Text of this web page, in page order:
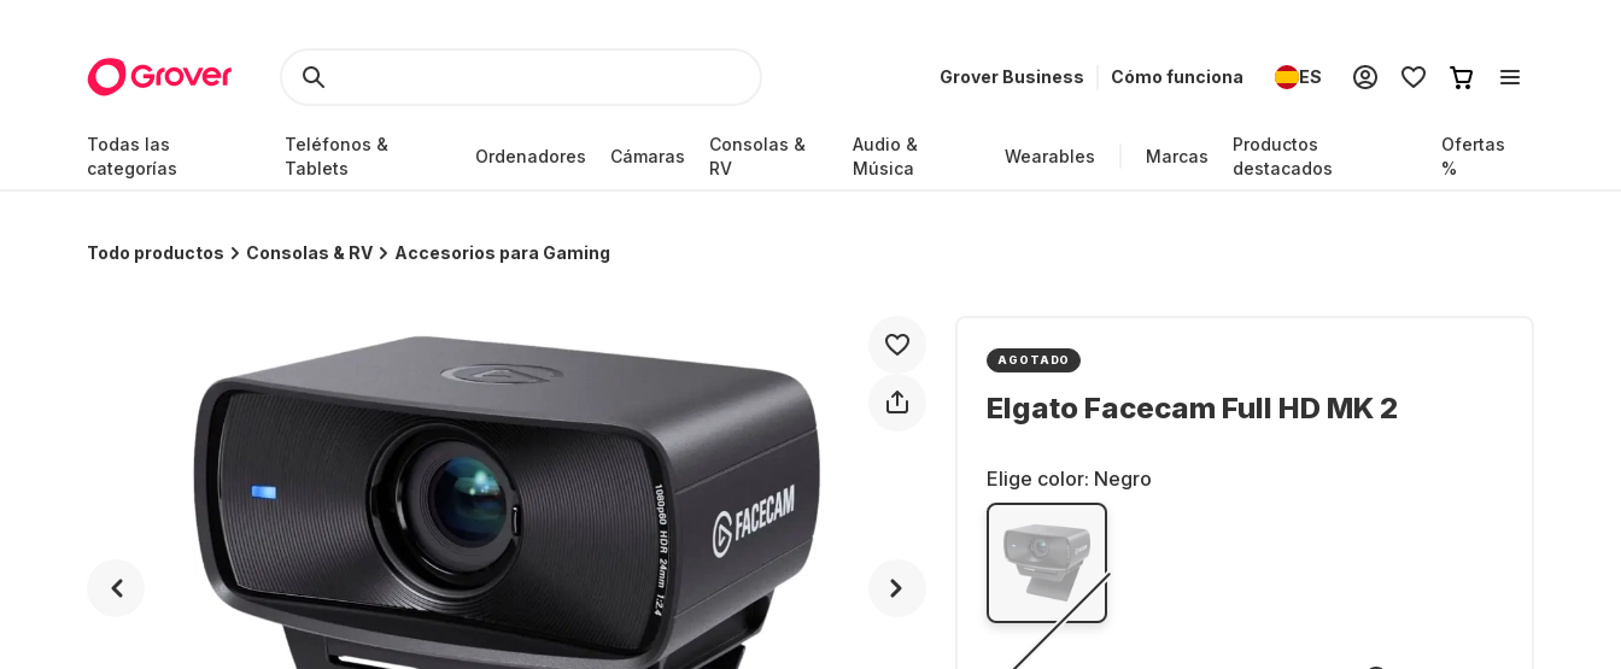
Grover Business Cómo funciona ES
Todas las
categorías
Teléfonos &
Tablets
Ordenadores Cámaras
Consolas &
RV
Audio &
Música
Wearables Marcas
Productos
destacados
Ofertas
%
Todo productos Consolas & RV Accesorios para Gaming
AGOTADO
Elgato Facecam Full HD MK 2
Elige color: Negro